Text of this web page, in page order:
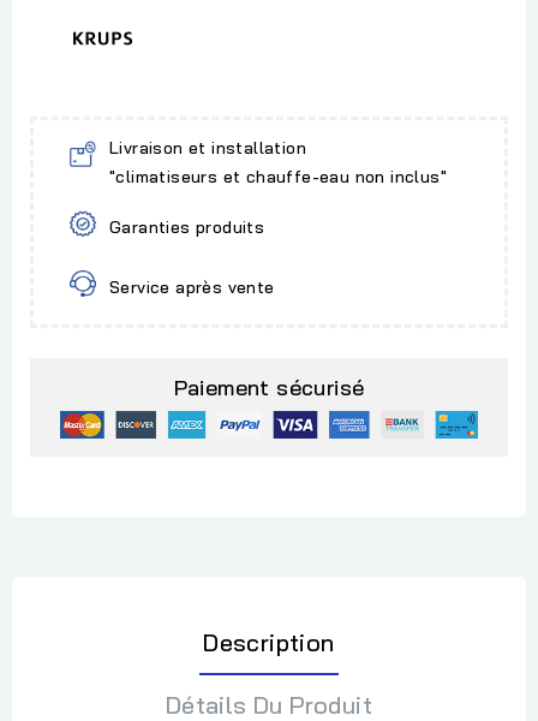
Livraison et installation
"climatiseurs et chauffe-eau non inclus"
Garanties produits
Service après vente
Paiement sécurisé
Description
Détails Du Produit